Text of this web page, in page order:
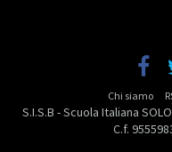
Chi siamo
S.I.S.B - Scuola Italiana
C.f.